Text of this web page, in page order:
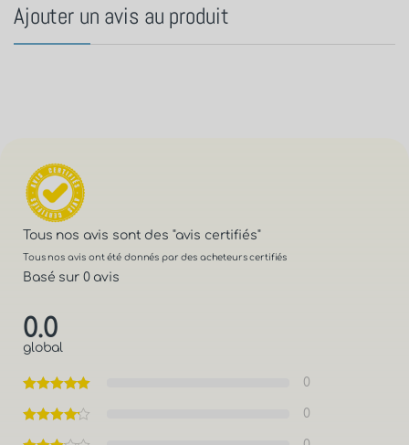
Ajouter un avis au produit
Tous nos avis sont des "avis certifiés"
Tous nos avis ont été donnés par des acheteurs certifiés
Basé sur 0 avis
0.0
global
0
0